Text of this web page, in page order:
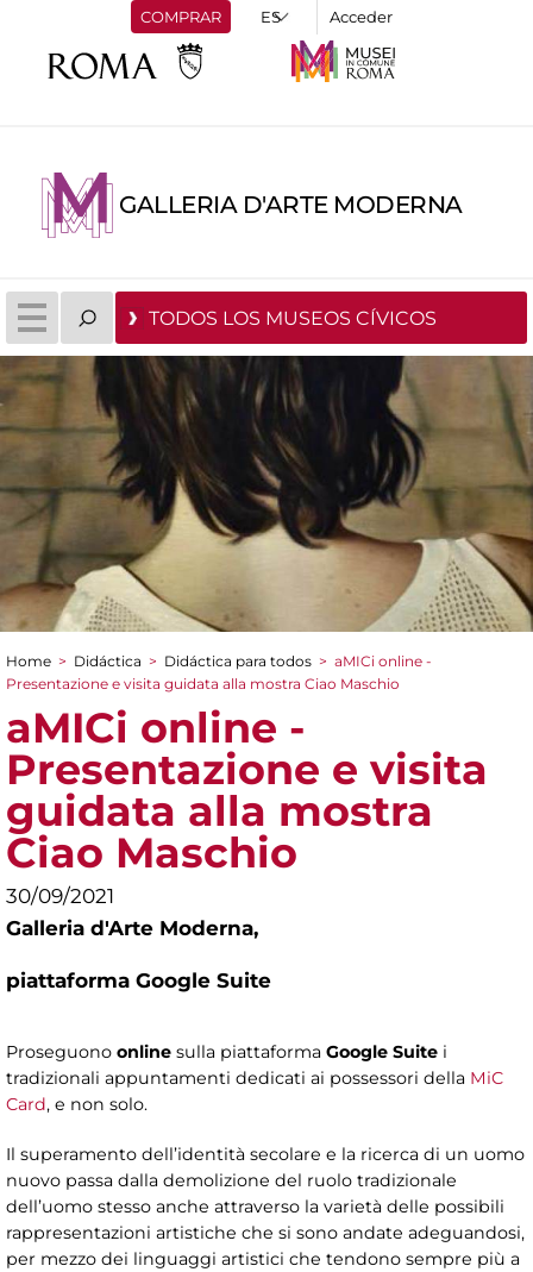
COMPRAR Acceder
GALLERIA D'ARTE MODERNA
TODOS LOS MUSEOS CÍVICOS
You are here
Home > Didáctica > Didáctica para todos > aMICi online -
Presentazione e visita guidata alla mostra Ciao Maschio
aMICi online -
Presentazione e visita
guidata alla mostra
Ciao Maschio
30/09/2021
Galleria d'Arte Moderna,
piattaforma Google Suite
Proseguono online sulla piattaforma Google Suite i
tradizionali appuntamenti dedicati ai possessori della MiC
Card, e non solo.
Il superamento dell’identità secolare e la ricerca di un uomo
nuovo passa dalla demolizione del ruolo tradizionale
dell’uomo stesso anche attraverso la varietà delle possibili
rappresentazioni artistiche che si sono andate adeguandosi,
per mezzo dei linguaggi artistici che tendono sempre più a